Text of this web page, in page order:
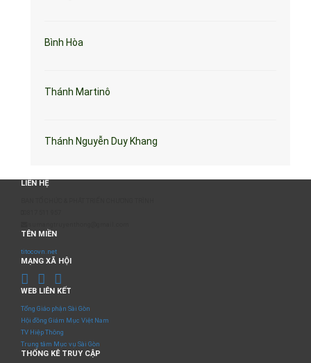
Bình Hòa
Thánh Martinô
Thánh Nguyễn Duy Khang
LIÊN HỆ
TÊN MIỀN
titocovn.net
MẠNG XÃ HỘI
WEB LIÊN KẾT
Tổng Giáo phận Sài Gòn
Hội đồng Giám Mục Việt Nam
TV Hiệp Thông
Trung tâm Mục vụ Sài Gòn
THỐNG KÊ TRUY CẬP